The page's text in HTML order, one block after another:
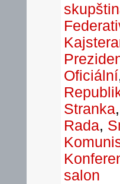
Oficiální
Stranka,
Rada,
salon